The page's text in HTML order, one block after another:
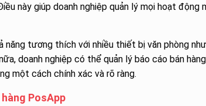
này giúp doanh nghiệp quản lý mọi hoạt
năng tương thích với nhiều thiết bị văn phòng
doanh nghiệp có thể quản lý báo cáo bán
một cách chính xác và rõ ràng.
PosApp